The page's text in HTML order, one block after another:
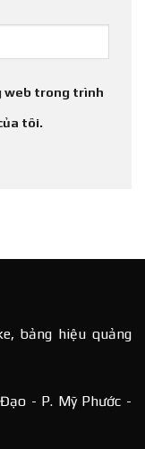
web trong trình
tôi.
bảng hiệu quảng
- P. Mỹ Phước -